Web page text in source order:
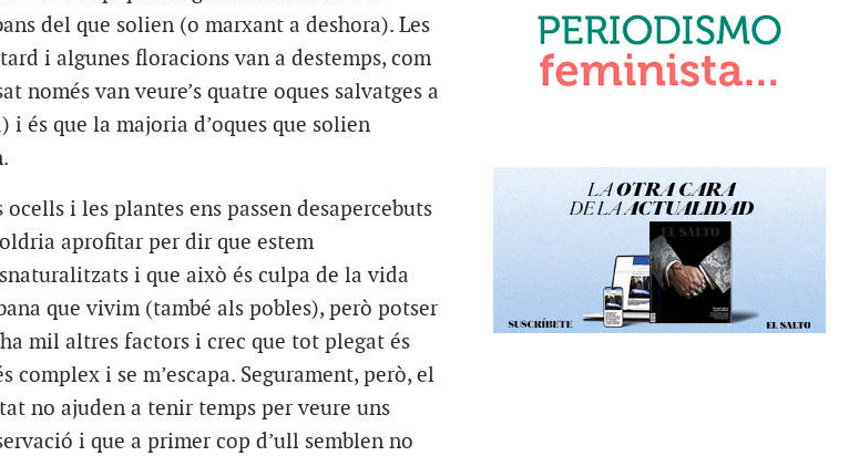
del que solien (o marxant a deshora). Les
i algunes floracions van a destemps, com
només van veure’s quatre oques salvatges a
i és que la majoria d’oques que solien
ocells i les plantes ens passen desapercebuts
aprofitar per dir que estem
i que això és culpa de la vida
que vivim (també als pobles), però potser
mil altres factors i crec que tot plegat és
complex i se m’escapa. Segurament, però, el
no ajuden a tenir temps per veure uns
i que a primer cop d’ull semblen no